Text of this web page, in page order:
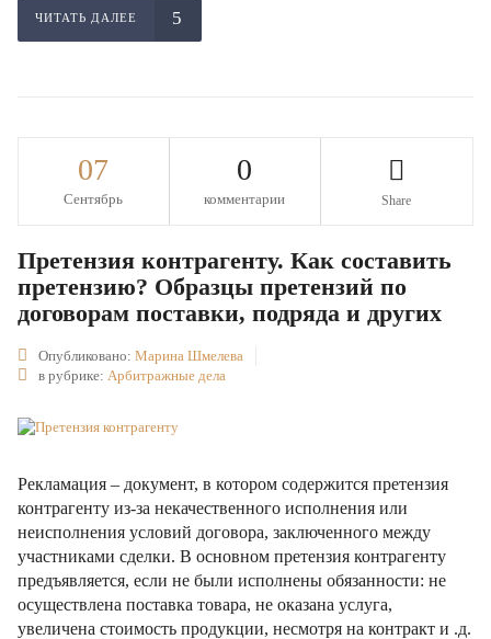
ЧИТАТЬ ДАЛЕЕ
07
Сентябрь
0
комментарии Share
Претензия контрагенту. Как составить
претензию? Образцы претензий по
договорам поставки, подряда и других
Опубликовано: Марина Шмелева
в рубрике: Арбитражные дела
Рекламация – документ, в котором содержится претензия
контрагенту из-за некачественного исполнения или
неисполнения условий договора, заключенного между
участниками сделки. В основном претензия контрагенту
предъявляется, если не были исполнены обязанности: не
осуществлена поставка товара, не оказана услуга,
увеличена стоимость продукции, несмотря на контракт и .д.